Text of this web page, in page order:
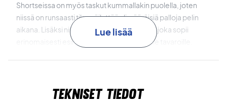
Shortseissa on myös taskut kummallakin puolella, joten
niissä on runsaasti tilaa säilyttää ylimääräisiä palloja pelin
aikana. Lisäksi niissä on ylimääräinen tasku, joka sopii
erinomaisesti esimerkiksi henkilökohtaisille tavaroille.
Lue lisää
Tekniset tiedot